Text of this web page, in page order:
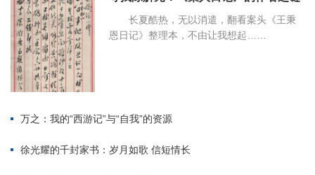
长夏酷热，无以消遣，翻看案头《王秉
恩日记》整理本，不由让我想起……
万之：我的“西游记”与“自我”的资源
徐光耀的千封家书：岁月如歌 信短情长